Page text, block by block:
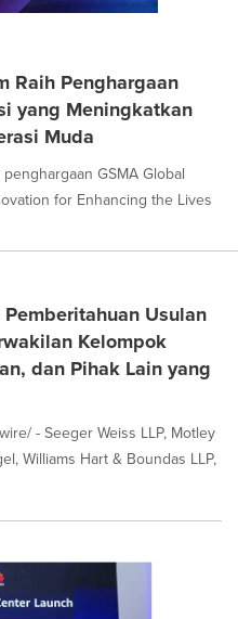
Raih Penghargaan
yang Meningkatkan
Muda
GSMA Global
for Enhancing the Lives
Usulan
Kelompok
dan Pihak Lain yang
- Seeger Weiss LLP, Motley
Williams Hart & Boundas LLP,